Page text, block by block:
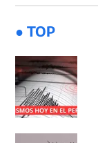
● TOP